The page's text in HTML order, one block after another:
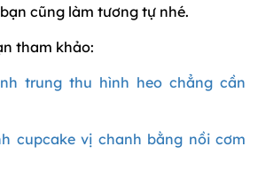
cũng làm tương tự nhé.
tham khảo:
trung thu hình heo chẳng cần
cupcake vị chanh bằng nồi cơm